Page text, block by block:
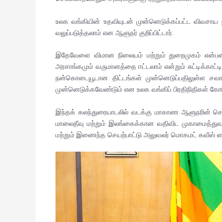
உலக வங்கியின் உதவியுடன் முன்னெடுக்கப்பட்ட
வலுப்படுத்தலாம் என ஆளுநர் குறிப்பிட்டார்.
இதேவேளை விமான நிலையம் மற்றும் துறைமுகம்
அரசாங்கமும் வருமானத்தை ஈட்டலாம் என்றும்
நன்கொடையூடான திட்டங்கள் முன்னெடுப்பதிலுள்ள
முன்னெடுக்கவேண்டும் என உலக வங்கிப் பிரதிநிதிகள்
இந்தக் கலந்துரையாடலில் வடக்கு மாகாண ஆளுநரின்
மாலைதீவு மற்றும் இலங்கைக்கான வதிவிட
மற்றும் இணைந்த செயற்பாட்டு அலுவலர் மொகமட் கவீஸ்